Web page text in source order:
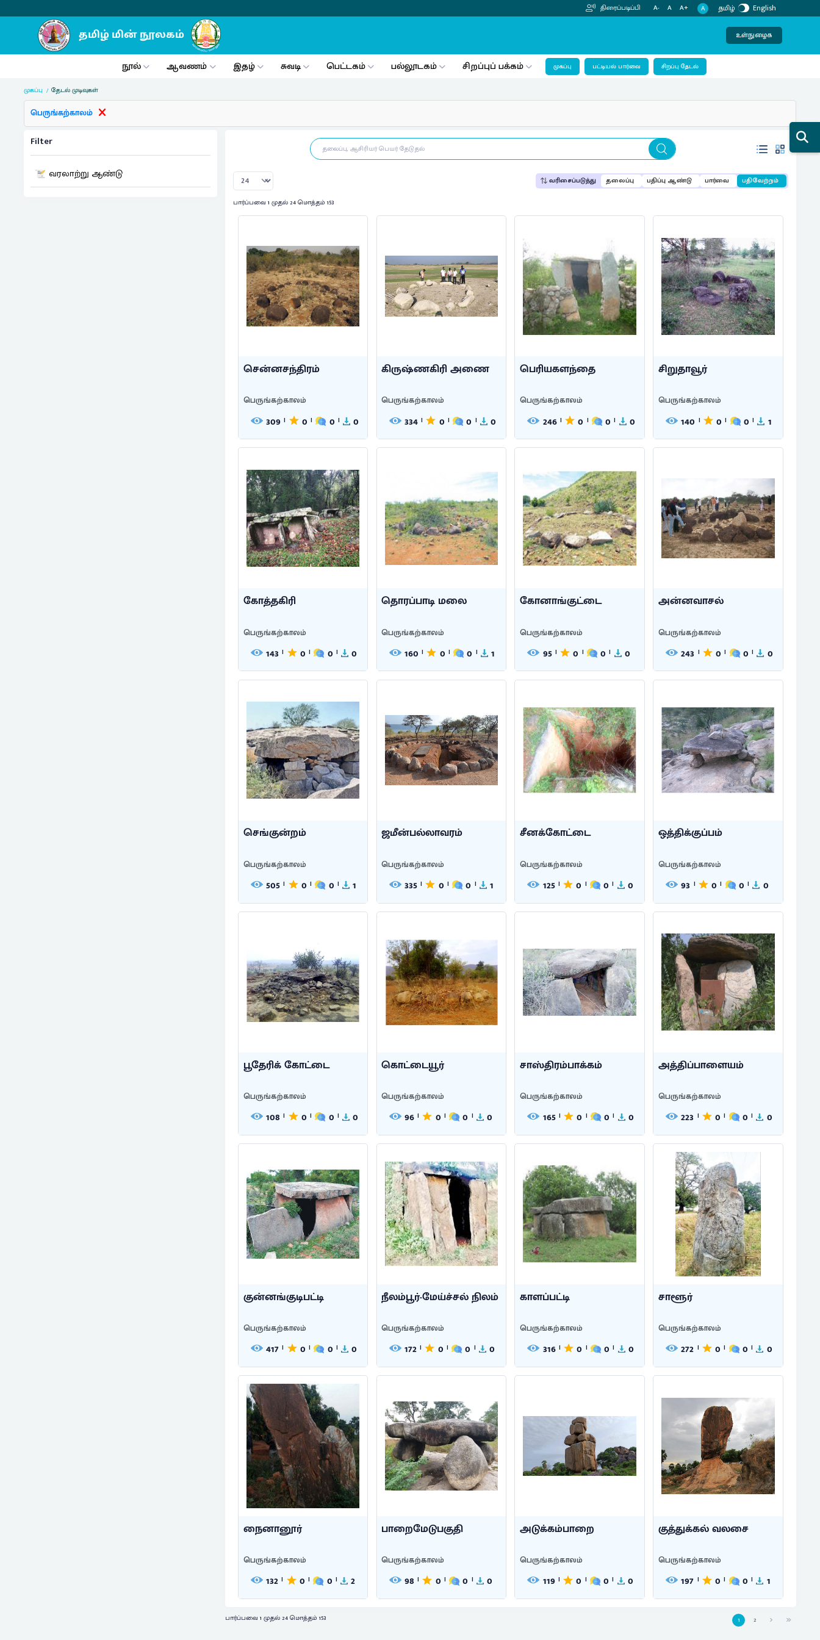
திரைப்படிப்பி A- A A+ A தமிழ் English
உள்நுழைக
நூல் ஆவணம் இதழ் சுவடி பெட்டகம் பல்லூடகம் சிறப்புப் பக்கம் முகப்பு பட்டியல் பார்வை சிறப்பு தேடல்
முகப்பு தேடல் முடிவுகள்
பெருங்கற்காலம்
Filter
வரலாற்று ஆண்டு வரிசைப்படுத்து தலைப்பு பதிப்பு ஆண்டு பார்வை பதிவேற்றம்
பார்ப்பவை 1 முதல் 24 மொத்தம் 153
சென்னசந்திரம்
பெருங்கற்காலம்
309 | 0 | 0 | 0
கிருஷ்ணகிரி அணை
பெருங்கற்காலம்
334 | 0 | 0 | 0
பெரியகளந்தை
பெருங்கற்காலம்
246 | 0 | 0 | 0
சிறுதாவூர்
பெருங்கற்காலம்
140 | 0 | 0 | 1
கோத்தகிரி
பெருங்கற்காலம்
143 | 0 | 0 | 0
தொரப்பாடி மலை
பெருங்கற்காலம்
160 | 0 | 0 | 1
கோனாங்குட்டை
பெருங்கற்காலம்
95 | 0 | 0 | 0
அன்னவாசல்
பெருங்கற்காலம்
243 | 0 | 0 | 0
செங்குன்றம்
பெருங்கற்காலம்
505 | 0 | 0 | 1
ஜமீன்பல்லாவரம்
பெருங்கற்காலம்
335 | 0 | 0 | 1
சீனக்கோட்டை
பெருங்கற்காலம்
125 | 0 | 0 | 0
ஒத்திக்குப்பம்
பெருங்கற்காலம்
93 | 0 | 0 | 0
பூதேரிக் கோட்டை
பெருங்கற்காலம்
108 | 0 | 0 | 0
கொட்டையூர்
பெருங்கற்காலம்
96 | 0 | 0 | 0
சாஸ்திரம்பாக்கம்
பெருங்கற்காலம்
165 | 0 | 0 | 0
அத்திப்பாளையம்
பெருங்கற்காலம்
223 | 0 | 0 | 0
குன்னங்குடிபட்டி
பெருங்கற்காலம்
417 | 0 | 0 | 0
நீலம்பூர்-மேய்ச்சல் நிலம்
பெருங்கற்காலம்
172 | 0 | 0 | 0
காளப்பட்டி
பெருங்கற்காலம்
316 | 0 | 0 | 0
சாளூர்
பெருங்கற்காலம்
272 | 0 | 0 | 0
நைனானூர்
பெருங்கற்காலம்
132 | 0 | 0 | 2
பாறைமேடுபகுதி
பெருங்கற்காலம்
98 | 0 | 0 | 0
அடுக்கம்பாறை
பெருங்கற்காலம்
119 | 0 | 0 | 0
குத்துக்கல் வலசை
பெருங்கற்காலம்
197 | 0 | 0 | 1
பார்ப்பவை 1 முதல் 24 மொத்தம் 153 1 2